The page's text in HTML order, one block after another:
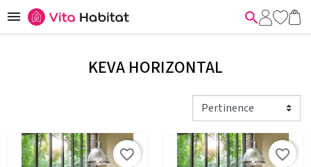
 
KEVA HORIZONTAL
favorite_border favorite_border